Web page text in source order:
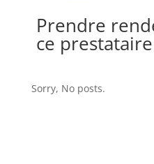
Prendre
ce prestataire
Sorry, No posts.